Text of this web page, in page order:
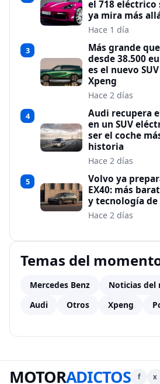
el 718 eléctrico
ya mira más
Hace 1 día
3
Más grande
desde 38.500
es el nuevo
Xpeng
Hace 2 días
4
Audi recupera
en un SUV
ser el coche
historia
Hace 2 días
5
Volvo ya
EX40: más
y tecnología
Hace 2 días
Temas del
Mercedes Benz Noticias del
Audi
Otros Xpeng
MOTORADICTOS f x